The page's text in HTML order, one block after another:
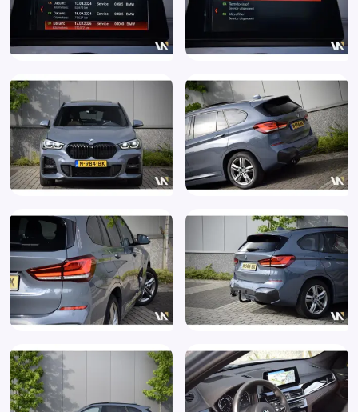
Stoelverwarming
Stuurbekrachtiging snelheidsafhankelijk
Stuur leder
Stuur multifunctioneel
Stuur verstelbaar
Variabele stuuroverbrenging
Verkeersbord detectie
Voorstoelen verwarmd
WiFi
Navigatiesysteem
Open dak
Panoramadak